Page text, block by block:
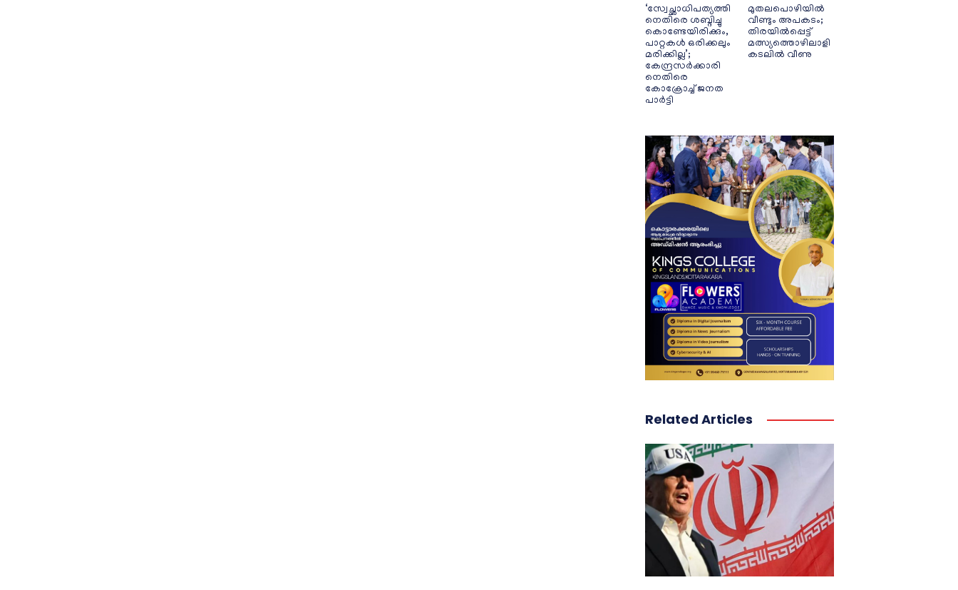
‘സ്വേച്ഛാധിപത്യത്തി
നെതിരെ ശബ്ദിച്ചു
കൊണ്ടേയിരിക്കും,
പാറ്റകൾ ഒരിക്കലും
മരിക്കില്ല’;
കേന്ദ്രസർക്കാരി
നെതിരെ
കോക്രോച്ച് ജനത
പാർട്ടി
മുതലപൊഴിയിൽ
വീണ്ടും അപകടം;
തിരയിൽപ്പെട്ട്
മത്സ്യത്തൊഴിലാളി
കടലിൽ വീണു
Related Articles